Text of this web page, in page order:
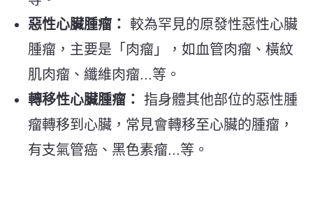
惡性心臟腫瘤： 較為罕見的原發性惡性心臟
腫瘤，主要是「肉瘤」，如血管肉瘤、橫紋
肌肉瘤、纖維肉瘤...等。
轉移性心臟腫瘤： 指身體其他部位的惡性腫
瘤轉移到心臟，常見會轉移至心臟的腫瘤，
有支氣管癌、黑色素瘤...等。